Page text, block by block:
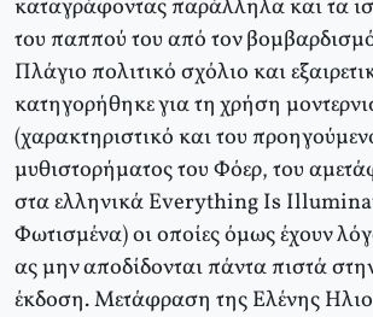
καταγράφοντας παράλληλα και τα
του παππού του από τον
Πλάγιο πολιτικό σχόλιο και
κατηγορήθηκε για τη χρήση
(χαρακτηριστικό και του
μυθιστορήματος του Φόερ, του
στα ελληνικά Everything Is
Φωτισμένα) οι οποίες όμως έχουν
ας μην αποδίδονται πάντα πιστά
έκδοση. Μετάφραση της Ελένης